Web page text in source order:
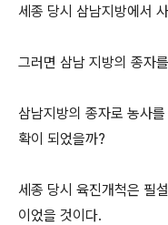
세종 당시 삼남지방에서
그러면 삼남 지방의 종자
삼남지방의 종자로 농사
확이 되었을까?
세종 당시 육진개척은 필
이었을 것이다.